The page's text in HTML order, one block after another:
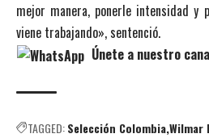
mejor manera, ponerle intensidad y
viene trabajando», sentenció.
Únete a nuestro
TAGGED:Selección ColombiaWilmar